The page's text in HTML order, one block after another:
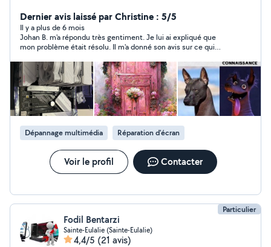
même plus en informatique. Je prends mon temps,
écoute et réalise ce qui m'est demandé
Dernier avis laissé par Christine : 5/5
Il y a plus de 6 mois
Johan B. m'a répondu très gentiment. Je lui ai expliqué que
mon problème était résolu. Il m'a donné son avis sur ce qui
aimable et compétente.
Dépannage multimédia Réparation d'écran
Voir le profil Contacter
Particulier
Fodil Bentarzi
Sainte-Eulalie (Sainte-Eulalie)
4,4/5 (21 avis)